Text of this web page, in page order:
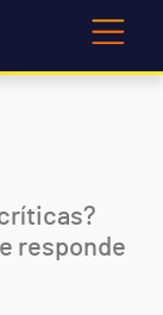
responde